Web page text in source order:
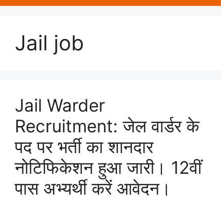
Jail job
Jail Warder
Recruitment: जेल वार्डर के
पद पर भर्ती का शानदार
नोटिफिकेशन हुआ जारी। 12वीं
पास अभ्यर्थी करें आवेदन।